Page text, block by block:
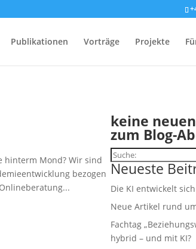
Publikationen Vorträge Projekte
hinterm Mond? Wir sind
bezogen
keine
zum Blog-
Suchen
Neueste
Die KI entwickelt
Neue Artikel rund
Fachtag
hybrid – und mit KI?